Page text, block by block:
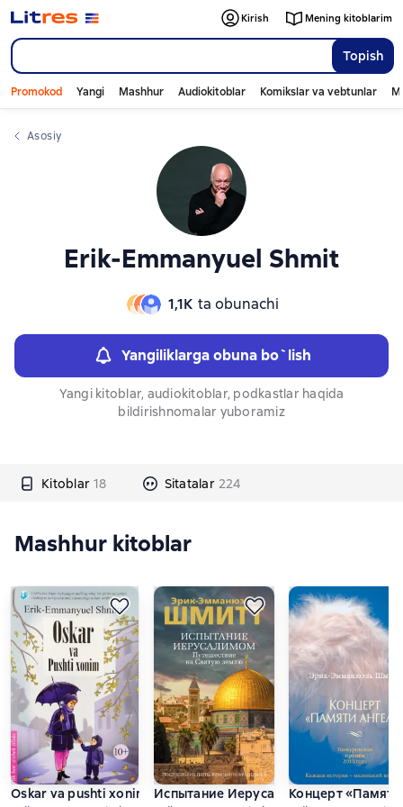
Topish
Kirish Mening kitoblarim
Promokod Yangi Mashhur Audiokitoblar Komikslar va vebtunlar
Asosiy
Erik-Emmanyuel Shmit
1,1К ta obunachi
Yangiliklarga obuna bo`lish
Yangi kitoblar, audiokitoblar, podkastlar haqida
bildirishnomalar yuboramiz
Kitoblar 18 Sitatalar 224
Слайдер с книгами
Mashhur kitoblar
Oskar va pushti xonim
Испытание Иерусалимом.Концерт «Памяти
Слайдер с книгами